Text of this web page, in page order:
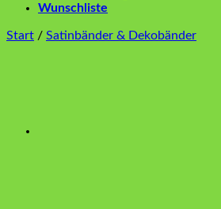
Wunschliste
Start / Satinbänder & Dekobänder